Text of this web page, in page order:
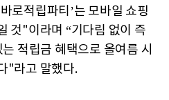
로적립파티’는 모바일 쇼핑
것"이라며 “기다림 없이 즉
적립금 혜택으로 올여름 시
"라고 말했다.